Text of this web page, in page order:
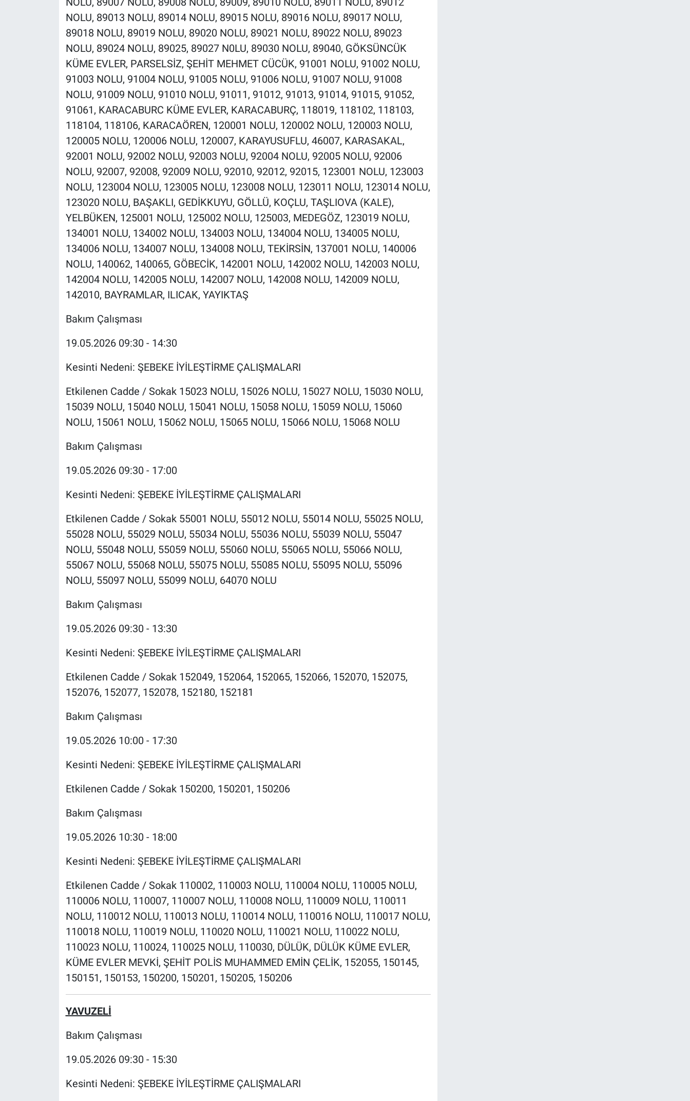
NOLU, 89013 NOLU, 89014 NOLU, 89015 NOLU, 89016 NOLU, 89017 NOLU,
89018 NOLU, 89019 NOLU, 89020 NOLU, 89021 NOLU, 89022 NOLU, 89023
NOLU, 89024 NOLU, 89025, 89027 N0LU, 89030 NOLU, 89040, GÖKSÜNCÜK
KÜME EVLER, PARSELSİZ, ŞEHİT MEHMET CÜCÜK, 91001 NOLU, 91002 NOLU,
91003 NOLU, 91004 NOLU, 91005 NOLU, 91006 NOLU, 91007 NOLU, 91008
NOLU, 91009 NOLU, 91010 NOLU, 91011, 91012, 91013, 91014, 91015, 91052,
91061, KARACABURC KÜME EVLER, KARACABURÇ, 118019, 118102, 118103,
118104, 118106, KARACAÖREN, 120001 NOLU, 120002 NOLU, 120003 NOLU,
120005 NOLU, 120006 NOLU, 120007, KARAYUSUFLU, 46007, KARASAKAL,
92001 NOLU, 92002 NOLU, 92003 NOLU, 92004 NOLU, 92005 NOLU, 92006
NOLU, 92007, 92008, 92009 NOLU, 92010, 92012, 92015, 123001 NOLU, 123003
NOLU, 123004 NOLU, 123005 NOLU, 123008 NOLU, 123011 NOLU, 123014 NOLU,
123020 NOLU, BAŞAKLI, GEDİKKUYU, GÖLLÜ, KOÇLU, TAŞLIOVA (KALE),
YELBÜKEN, 125001 NOLU, 125002 NOLU, 125003, MEDEGÖZ, 123019 NOLU,
134001 NOLU, 134002 NOLU, 134003 NOLU, 134004 NOLU, 134005 NOLU,
134006 NOLU, 134007 NOLU, 134008 NOLU, TEKİRSİN, 137001 NOLU, 140006
NOLU, 140062, 140065, GÖBECİK, 142001 NOLU, 142002 NOLU, 142003 NOLU,
142004 NOLU, 142005 NOLU, 142007 NOLU, 142008 NOLU, 142009 NOLU,
142010, BAYRAMLAR, ILICAK, YAYIKTAŞ
Bakım Çalışması
19.05.2026 09:30 - 14:30
Kesinti Nedeni: ŞEBEKE İYİLEŞTİRME ÇALIŞMALARI
Etkilenen Cadde / Sokak 15023 NOLU, 15026 NOLU, 15027 NOLU, 15030 NOLU,
15039 NOLU, 15040 NOLU, 15041 NOLU, 15058 NOLU, 15059 NOLU, 15060
NOLU, 15061 NOLU, 15062 NOLU, 15065 NOLU, 15066 NOLU, 15068 NOLU
Bakım Çalışması
19.05.2026 09:30 - 17:00
Kesinti Nedeni: ŞEBEKE İYİLEŞTİRME ÇALIŞMALARI
Etkilenen Cadde / Sokak 55001 NOLU, 55012 NOLU, 55014 NOLU, 55025 NOLU,
55028 NOLU, 55029 NOLU, 55034 NOLU, 55036 NOLU, 55039 NOLU, 55047
NOLU, 55048 NOLU, 55059 NOLU, 55060 NOLU, 55065 NOLU, 55066 NOLU,
55067 NOLU, 55068 NOLU, 55075 NOLU, 55085 NOLU, 55095 NOLU, 55096
NOLU, 55097 NOLU, 55099 NOLU, 64070 NOLU
Bakım Çalışması
19.05.2026 09:30 - 13:30
Kesinti Nedeni: ŞEBEKE İYİLEŞTİRME ÇALIŞMALARI
Etkilenen Cadde / Sokak 152049, 152064, 152065, 152066, 152070, 152075,
152076, 152077, 152078, 152180, 152181
Bakım Çalışması
19.05.2026 10:00 - 17:30
Kesinti Nedeni: ŞEBEKE İYİLEŞTİRME ÇALIŞMALARI
Etkilenen Cadde / Sokak 150200, 150201, 150206
Bakım Çalışması
19.05.2026 10:30 - 18:00
Kesinti Nedeni: ŞEBEKE İYİLEŞTİRME ÇALIŞMALARI
Etkilenen Cadde / Sokak 110002, 110003 NOLU, 110004 NOLU, 110005 NOLU,
110006 NOLU, 110007, 110007 NOLU, 110008 NOLU, 110009 NOLU, 110011
NOLU, 110012 NOLU, 110013 NOLU, 110014 NOLU, 110016 NOLU, 110017 NOLU,
110018 NOLU, 110019 NOLU, 110020 NOLU, 110021 NOLU, 110022 NOLU,
110023 NOLU, 110024, 110025 NOLU, 110030, DÜLÜK, DÜLÜK KÜME EVLER,
KÜME EVLER MEVKİ, ŞEHİT POLİS MUHAMMED EMİN ÇELİK, 152055, 150145,
150151, 150153, 150200, 150201, 150205, 150206
YAVUZELİ
Bakım Çalışması
19.05.2026 09:30 - 15:30
Kesinti Nedeni: ŞEBEKE İYİLEŞTİRME ÇALIŞMALARI